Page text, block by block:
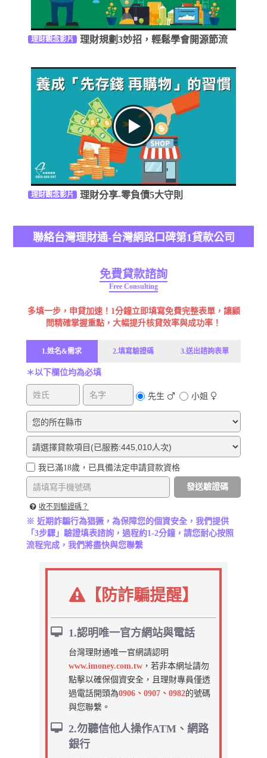
理財觀念影片 理財規劃3妙招，輕鬆學會開源節流
理財觀念影片 理財分享-零負債5大守則
聯絡台灣理財通-台灣網路口碑第1貸款公司
免費貸款諮詢
Free Consulting
多填一步，申貸加速！1分鐘立即填寫免費完整表單，讓顧
問精確掌握重點，大幅提升核貸效率與成功率！
1.姓名&需求 2.填寫驗證碼 3.送出諮詢表單
＊以下欄位均為必填
先生 小姐
我已滿18歲，已具備法定申請貸款資格
發送驗證碼
收不到驗證碼？
※ 近期詐騙行為猖獗，為保障您的個資安全，我們提供
「3步驟」驗證填表諮詢，過程約1-2分鐘，請您耐心按照
流程完成，我們將盡快與您聯繫
【防詐騙提醒】
1.認明唯一官方網站與電話
台灣理財通唯一官網請認明
www.imoney.com.tw ，若非本網址請勿
點擊以確保個資安全，且理財專員僅透
過電話開頭為0906、0907、0982的號碼
與您聯繫。
2.勿聽信他人操作ATM、網路
銀行